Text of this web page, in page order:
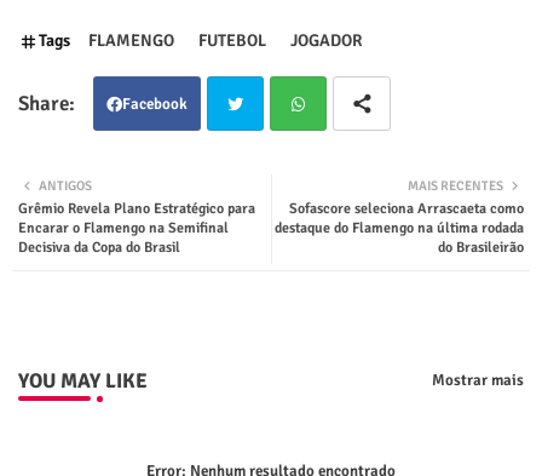
Tags FLAMENGO FUTEBOL JOGADOR
Facebook
ter tsap
MAIS RECENTES
Sofascore seleciona Arrascaeta como
destaque do Flamengo na última rodada
do Brasileirão
ANTIGOS
Grêmio Revela Plano Estratégico para
Encarar o Flamengo na Semifinal
Decisiva da Copa do Brasil
YOU MAY LIKE Mostrar mais
Error: Nenhum resultado encontrado